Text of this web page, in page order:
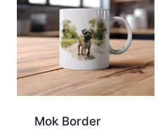
Mok Border